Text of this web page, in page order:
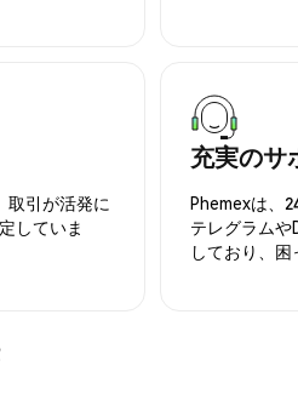
取引が活発に
していま
充実のサ
Phemexは、
テレグラム
しており、困